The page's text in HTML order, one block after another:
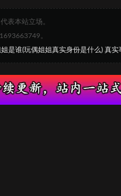
表本站立场。
。
是谁(玩偶姐姐真实身份是什么) 真实